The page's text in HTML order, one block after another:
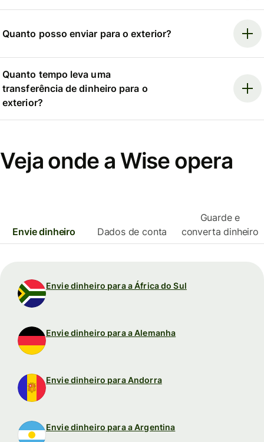
Quanto posso enviar para o exterior?
Quanto tempo leva uma
transferência de dinheiro para o
exterior?
Veja onde a Wise opera
Envie dinheiro Dados de conta
Guarde e
converta dinheiro
Envie dinheiro para a África do Sul
Envie dinheiro para a Alemanha
Envie dinheiro para Andorra
Envie dinheiro para a Argentina